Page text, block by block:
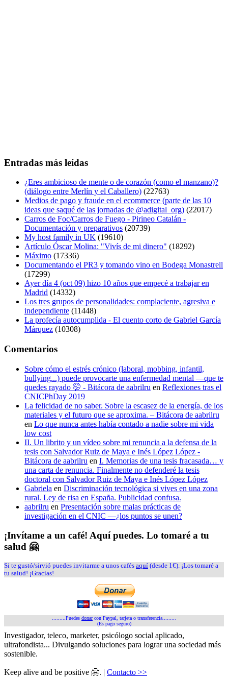
Entradas más leídas
¿Eres ambicioso de mente o de corazón (como el manzano)?
(diálogo entre Merlín y el Caballero) (22763)
Medios de pago y fraude en el ecommerce (parte de las 10
ideas que saqué de las jornadas de @adigital_org) (22017)
Carros de Foc/Carros de Fuego - Pirineo Catalán -
Documentación y preparativos (20739)
My host family in UK (19610)
Artículo Óscar Molina: "Vivís de mi dinero" (18292)
Máximo (17336)
Documentando el PR3 y tomando vino en Bodega Monastrell
(17299)
Ayer día 4 (oct 09) hizo 10 años que empecé a trabajar en
Madrid (14332)
Los tres grupos de personalidades: complaciente, agresiva e
independiente (11448)
La profecía autocumplida - El cuento corto de Gabriel García
Márquez (10308)
Comentarios
Sobre cómo el estrés crónico (laboral, mobbing, infantil,
bullying...) puede provocarte una enfermedad mental —que te
quedes rayado 🤭 - Bitácora de aabrilru en Reflexiones tras el
CNICPhDay 2019
La felicidad de no saber. Sobre la escasez de la energía, de los
materiales y el futuro que se aproxima. – Bitácora de aabrilru
en Lo que nunca antes había contado a nadie sobre mi vida
low cost
II. Un librito y un vídeo sobre mi renuncia a la defensa de la
tesis con Salvador Ruiz de Maya e Inés López López -
Bitácora de aabrilru en I. Memorias de una tesis fracasada… y
una carta de renuncia. Finalmente no defenderé la tesis
doctoral con Salvador Ruiz de Maya e Inés López López
Gabriela en Discriminación tecnológica si vives en una zona
rural. Ley de risa en España. Publicidad confusa.
aabrilru en Presentación sobre malas prácticas de
investigación en el CNIC —¿los puntos se unen?
¡Invítame a un café! Aquí puedes. Lo tomaré a tu
salud 🤗
Si te gustó/sirvió puedes invitarme a unos cafés aquí (desde 1€). ¡Los tomaré a
tu salud! ¡Gracias!
.........Puedes donarcon Paypal, tarjeta o transferencia.........
(Es pago seguro)
Investigador, teleco, marketer, psicólogo social aplicado,
ultrafondista... Divulgando soluciones para lograr una sociedad más
sostenible.
Keep alive and be positive 🤗. | Contacto >>